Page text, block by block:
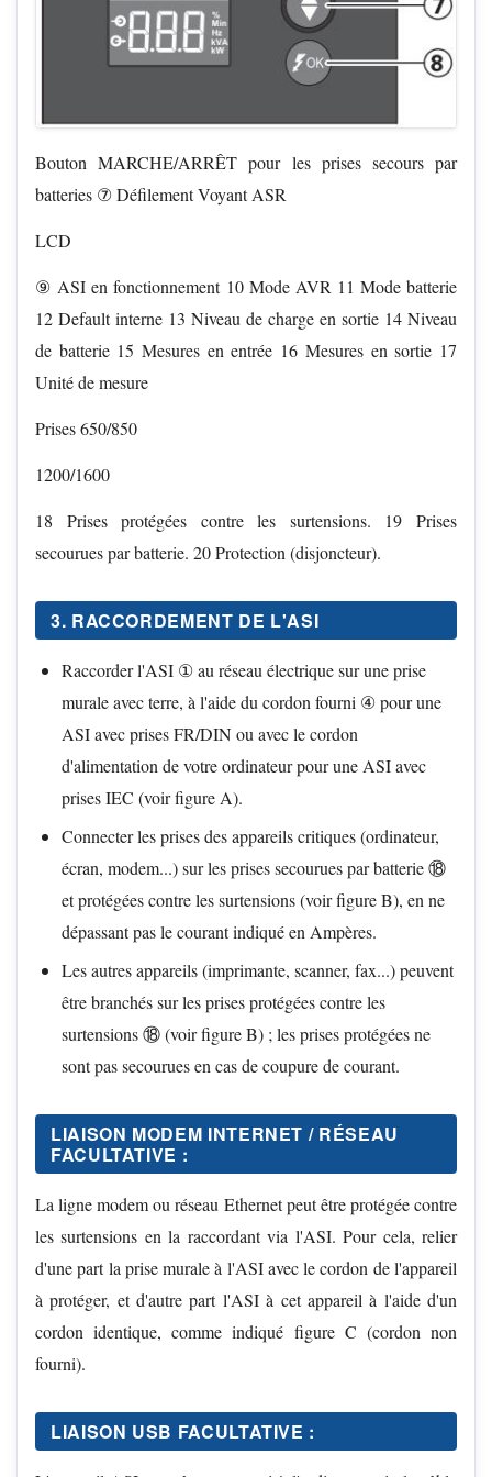
Bouton MARCHE/ARRÊT pour les prises secours par
batteries ⑦ Défilement Voyant ASR
LCD
⑨ ASI en fonctionnement 10 Mode AVR 11 Mode batterie
12 Default interne 13 Niveau de charge en sortie 14 Niveau
de batterie 15 Mesures en entrée 16 Mesures en sortie 17
Unité de mesure
Prises 650/850
1200/1600
18 Prises protégées contre les surtensions. 19 Prises
secourues par batterie. 20 Protection (disjoncteur).
3. RACCORDEMENT DE L'ASI
Raccorder l'ASI ① au réseau électrique sur une prise
murale avec terre, à l'aide du cordon fourni ④ pour une
ASI avec prises FR/DIN ou avec le cordon
d'alimentation de votre ordinateur pour une ASI avec
prises IEC (voir figure A).
Connecter les prises des appareils critiques (ordinateur,
écran, modem...) sur les prises secourues par batterie ⑱
et protégées contre les surtensions (voir figure B), en ne
dépassant pas le courant indiqué en Ampères.
Les autres appareils (imprimante, scanner, fax...) peuvent
être branchés sur les prises protégées contre les
surtensions ⑱ (voir figure B) ; les prises protégées ne
sont pas secourues en cas de coupure de courant.
LIAISON MODEM INTERNET / RÉSEAU
FACULTATIVE :
La ligne modem ou réseau Ethernet peut être protégée contre
les surtensions en la raccordant via l'ASI. Pour cela, relier
d'une part la prise murale à l'ASI avec le cordon de l'appareil
à protéger, et d'autre part l'ASI à cet appareil à l'aide d'un
cordon identique, comme indiqué figure C (cordon non
fourni).
LIAISON USB FACULTATIVE :